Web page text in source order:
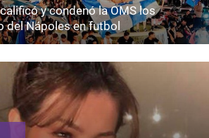
y condenó la OMS los
del Nápoles en futbol